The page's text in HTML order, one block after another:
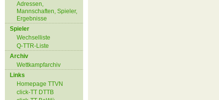
Adressen,
Mannschaften, Spieler,
Ergebnisse
Spieler
Wechselliste
Q-TTR-Liste
Archiv
Wettkampfarchiv
Links
Homepage TTVN
click-TT DTTB